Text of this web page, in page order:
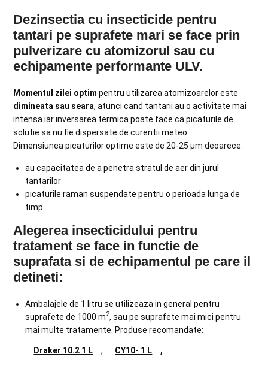
Dezinsectia cu insecticide pentru
tantari pe suprafete mari se face prin
pulverizare cu atomizorul sau cu
echipamente performante ULV.
Momentul zilei optimpentru utilizarea atomizoarelor este
dimineata sau seara, atunci cand tantarii au o activitate mai
intensa iar inversarea termica poate face ca picaturile de
solutie sa nu fie dispersate de curentii meteo.
Dimensiunea picaturilor optime este de 20-25 µm deoarece:
au capacitatea de a penetra stratul de aer din jurul
tantarilor
picaturile raman suspendate pentru o perioada lunga de
timp
Alegerea insecticidului pentru
tratament se face in functie de
suprafata si de echipamentul pe care il
detineti:
Ambalajele de 1 litru se utilizeaza in general pentru
suprafete de 1000 m2, sau pe suprafete mai mici pentru
mai multe tratamente. Produse recomandate:
Draker 10.2 1 L , CY10- 1 L ,